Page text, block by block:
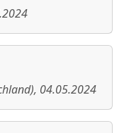
), 04.05.2024